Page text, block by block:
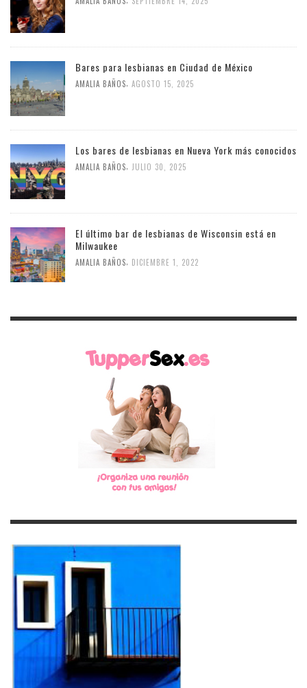
Bares para lesbianas en Ciudad de México
AMALIA BAÑOS AGOSTO 15, 2025
Los bares de lesbianas en Nueva York más conocidos
AMALIA BAÑOS JULIO 30, 2025
El último bar de lesbianas de Wisconsin está en
Milwaukee
AMALIA BAÑOS DICIEMBRE 1, 2022